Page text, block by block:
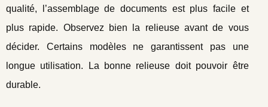
qualité, l’assemblage de documents est plus facile et
plus rapide. Observez bien la relieuse avant de vous
décider. Certains modèles ne garantissent pas une
longue utilisation. La bonne relieuse doit pouvoir être
durable.